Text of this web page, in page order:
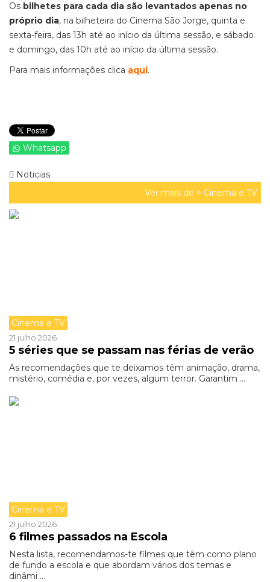
Os bilhetes para cada dia são levantados apenas no
próprio dia, na bilheteira do Cinema São Jorge, quinta e
sexta-feira, das 13h até ao início da última sessão, e sábado
e domingo, das 10h até ao início da última sessão.
Para mais informações clica aqui.
Whatsapp
Noticias
Ver mais de > Cinema e TV
Cinema e TV
21 julho 2026
5 séries que se passam nas férias de verão
As recomendações que te deixamos têm animação, drama,
mistério, comédia e, por vezes, algum terror. Garantim ...
Cinema e TV
21 julho 2026
6 filmes passados na Escola
Nesta lista, recomendamos-te filmes que têm como plano
de fundo a escola e que abordam vários dos temas e
dinâmi ...